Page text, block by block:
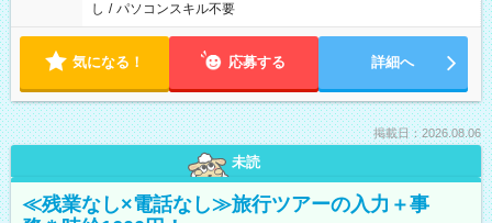
し / パソコンスキル不要
気になる！ 応募する 詳細へ
掲載日：2026.08.06
未読
≪残業なし×電話なし≫旅行ツアーの入力＋事